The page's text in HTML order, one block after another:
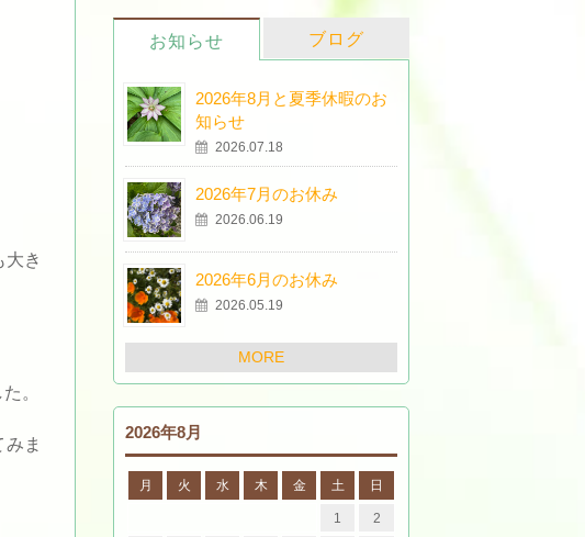
き
。
ま
お知らせ ブログ
2026年8月と夏季休暇のお
知らせ
2026.07.18
2026年7月のお休み
2026.06.19
2026年6月のお休み
2026.05.19
MORE
2026年8月
月 火 水 木 金 土 日
1 2